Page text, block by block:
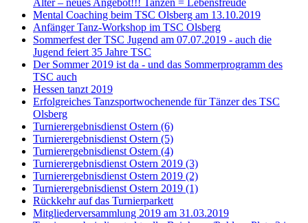
Mental Coaching beim TSC Olsberg am 13.10.2019
Anfänger Tanz-Workshop im TSC Olsberg
Sommerfest der TSC Jugend am 07.07.2019 - auch die
Jugend feiert 35 Jahre TSC
Der Sommer 2019 ist da - und das Sommerprogramm des
TSC auch
Hessen tanzt 2019
Erfolgreiches Tanzsportwochenende für Tänzer des TSC
Olsberg
Turnierergebnisdienst Ostern (6)
Turnierergebnisdienst Ostern (5)
Turnierergebnisdienst Ostern (4)
Turnierergebnisdienst Ostern 2019 (3)
Turnierergebnisdienst Ostern 2019 (2)
Turnierergebnisdienst Ostern 2019 (1)
Rückkehr auf das Turnierparkett
Mitgliederversammlung 2019 am 31.03.2019